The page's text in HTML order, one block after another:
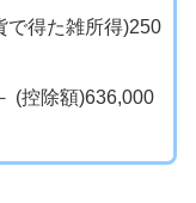
で得た雑所得)250
(控除額)636,000